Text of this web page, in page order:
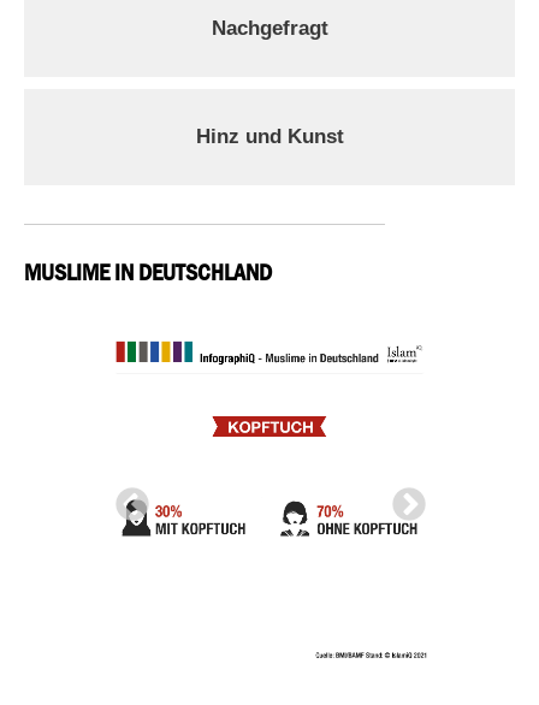
Nachgefragt
Hinz und Kunst
MUSLIME IN DEUTSCHLAND